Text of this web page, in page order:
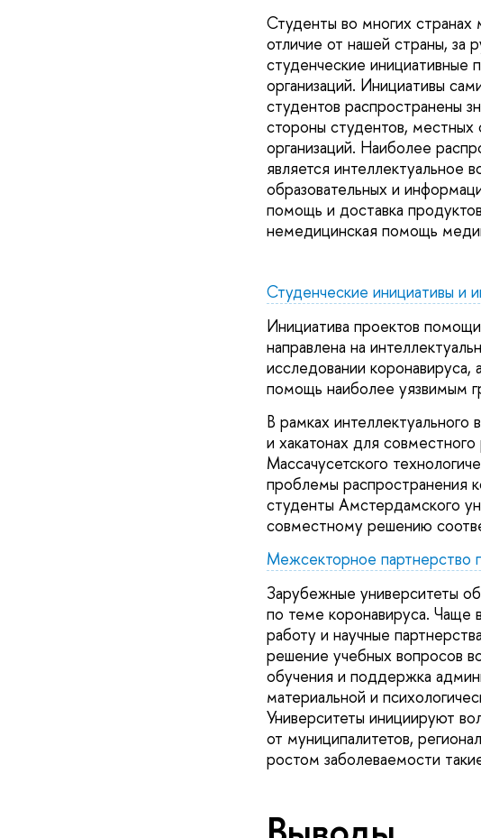
Студенты во многих
отличие от нашей страны,
студенческие инициативные
организаций. Инициативы
студентов распространены
стороны студентов,
организаций. Наиболее
является интеллектуальное
образовательных и
помощь и доставка
немедицинская помощь
Студенческие инициативы и
Инициатива проектов
направлена на
исследовании
помощь наиболее уязвимым
В рамках интеллектуального
и хакатонах для
Массачусетского
проблемы распространения
студенты Амстердамского
совместному решению
Межсекторное партнерство
Зарубежные университеты
по теме коронавируса. Чаще
работу и научные
решение учебных вопросов
обучения и поддержка
материальной и
Университеты инициируют
от муниципалитетов,
ростом заболеваемости